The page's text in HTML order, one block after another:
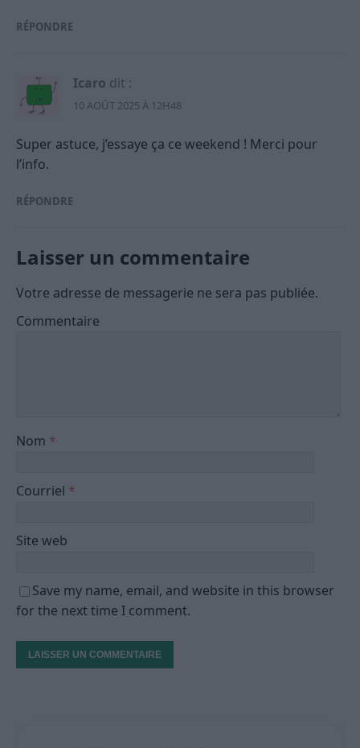
RÉPONDRE
Icaro dit :
10 AOÛT 2025 À 12H48
Super astuce, j’essaye ça ce weekend ! Merci pour
l’info.
RÉPONDRE
Laisser un commentaire
Votre adresse de messagerie ne sera pas publiée.
Commentaire
Nom *
Courriel *
Site web
Save my name, email, and website in this browser
for the next time I comment.